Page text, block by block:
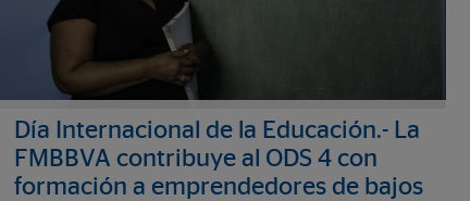
Día Internacional de la Educación.- La
FMBBVA contribuye al ODS 4 con
formación a emprendedores de bajos